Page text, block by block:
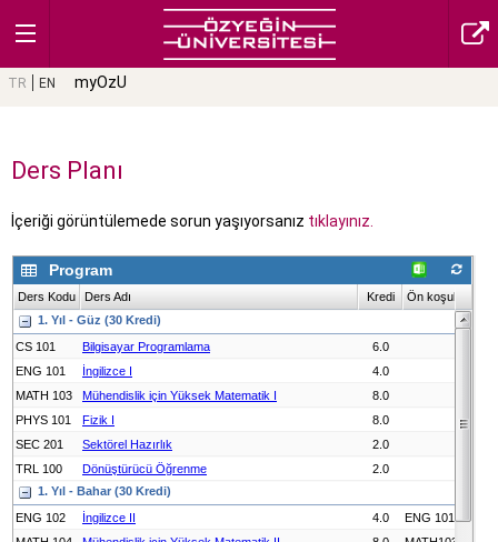
TR EN myOzU
Ders Planı
İçeriği görüntülemede sorun yaşıyorsanız tıklayınız.